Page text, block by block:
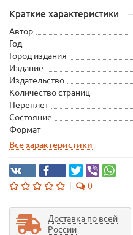
Краткие характеристики
Автор
Год
Город издания
Издание
Издательство
Количество страниц
Переплет
Состояние
Формат
Все характеристики
0
Доставка по всей
России